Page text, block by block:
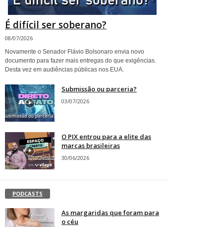
É difícil ser soberano?
08/07/2026
Novamente o Senador Flávio Bolsonaro envia novo
documento para fazer mais entregas do que exigências.
Desta vez em audiências públicas nos EUA.
Submissão ou parceria?
03/07/2026
O PIX entrou para a elite das
marcas brasileiras
30/06/2026
PODCASTS
As margaridas que foram para
o céu